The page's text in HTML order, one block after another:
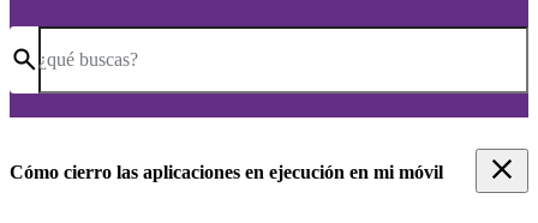
¿qué buscas?
Cómo cierro las aplicaciones en ejecución en mi móvil